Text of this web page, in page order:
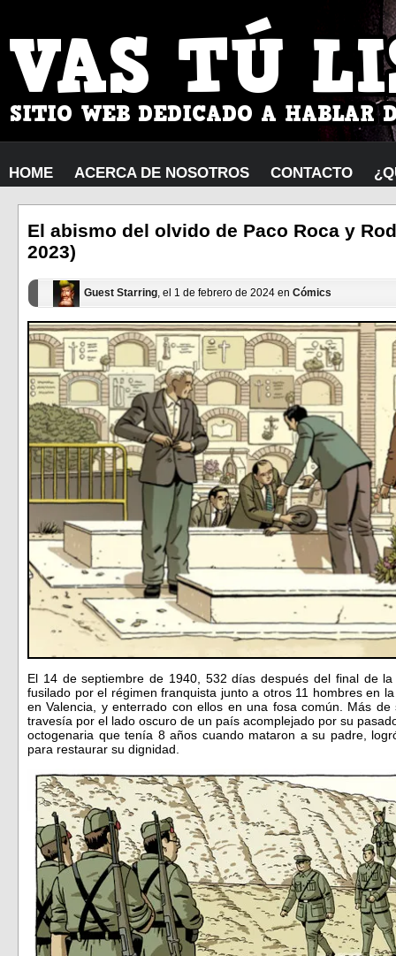
HOME ACERCA DE NOSOTROS CONTACTO
El abismo del olvido de Paco Roca y
2023)
Guest Starring, el 1 de febrero de 2024 en Cómics
El 14 de septiembre de 1940, 532 días después del final de
fusilado por el régimen franquista junto a otros 11 hombres en
en Valencia, y enterrado con ellos en una fosa común. Más
travesía por el lado oscuro de un país acomplejado por su
octogenaria que tenía 8 años cuando mataron a su padre,
para restaurar su dignidad.